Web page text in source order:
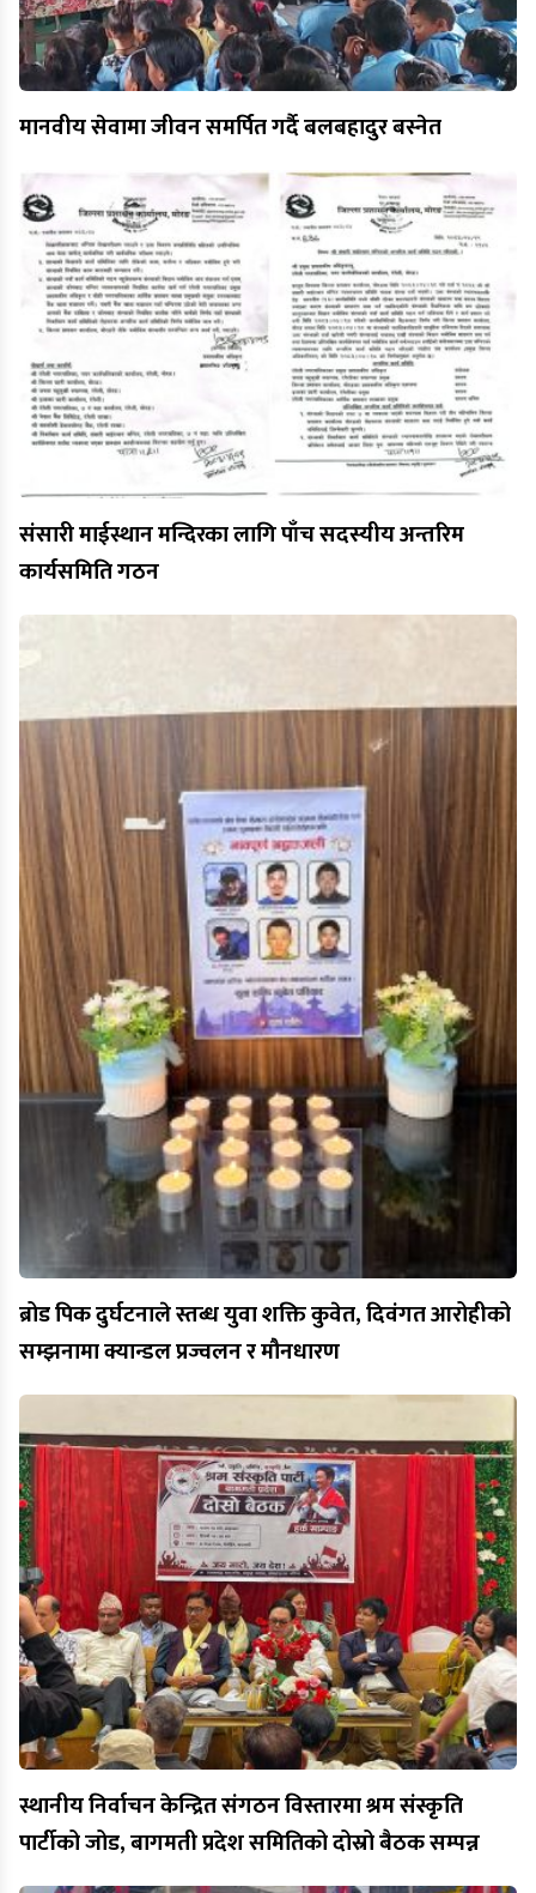
मानवीय सेवामा जीवन समर्पित गर्दै बलबहादुर बस्नेत
संसारी माईस्थान मन्दिरका लागि पाँच सदस्यीय अन्तरिम
कार्यसमिति गठन
ब्रोड पिक दुर्घटनाले स्तब्ध युवा शक्ति कुवेत, दिवंगत आरोहीको
सम्झनामा क्यान्डल प्रज्वलन र मौनधारण
स्थानीय निर्वाचन केन्द्रित संगठन विस्तारमा श्रम संस्कृति
पार्टीको जोड, बागमती प्रदेश समितिको दोस्रो बैठक सम्पन्न